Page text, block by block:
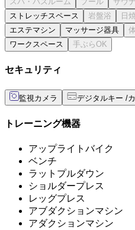
ストレッチスペース
エステマシン
マッサージ器具
ワークスペース
セキュリティ
監視カメラ デジタルキー /
トレーニング機器
アップライトバイク
ベンチ
ラットプルダウン
ショルダープレス
レッグプレス
アブダクションマシン
アダクションマシン